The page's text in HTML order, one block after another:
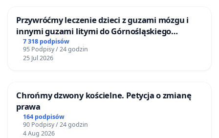
Przywróćmy leczenie dzieci z guzami mózgu i
innymi guzami litymi do Górnośląskiego
Centrum Zdrowia Dziecka w Katowicach
7 318 podpisów
95 Podpisy / 24 godzin
25 Jul 2026
Chrońmy dzwony kościelne. Petycja o zmianę
prawa
164 podpisów
90 Podpisy / 24 godzin
4 Aug 2026